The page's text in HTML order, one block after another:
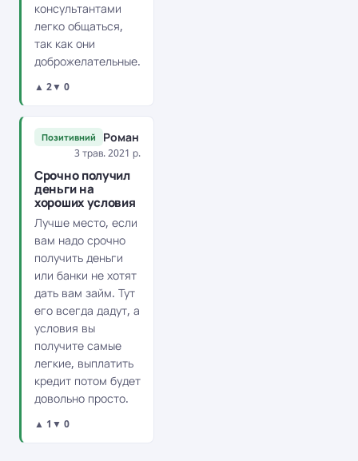
консультантами
легко общаться,
так как они
доброжелательные.
▲ 2▼ 0
Позитивний Роман
3 трав. 2021 р.
Срочно получил
деньги на
хороших условия
Лучше место, если
вам надо срочно
получить деньги
или банки не хотят
дать вам займ. Тут
его всегда дадут, а
условия вы
получите самые
легкие, выплатить
кредит потом будет
довольно просто.
▲ 1 ▼ 0